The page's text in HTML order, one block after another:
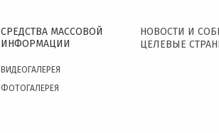
СРЕДСТВА МАССОВОЙ
ИНФОРМАЦИИ
ВИДЕОГАЛЕРЕЯ
ФОТОГАЛЕРЕЯ
НОВОСТИ И
ЦЕЛЕВЫЕ